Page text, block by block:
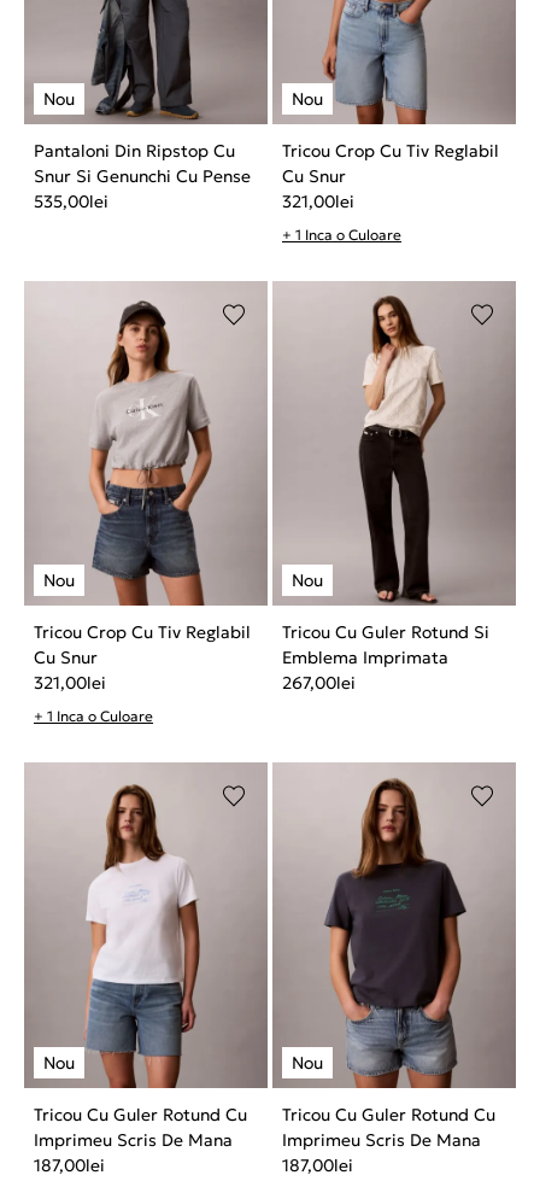
Pantaloni Din Ripstop Cu
Snur Si Genunchi Cu Pense
535,00lei
Tricou Crop Cu Tiv Reglabil
Cu Snur
321,00lei
+ 1 Inca o Culoare
Tricou Crop Cu Tiv Reglabil
Cu Snur
321,00lei
+ 1 Inca o Culoare
Tricou Cu Guler Rotund Si
Emblema Imprimata
267,00lei
Tricou Cu Guler Rotund Cu
Imprimeu Scris De Mana
187,00lei
Tricou Cu Guler Rotund Cu
Imprimeu Scris De Mana
187,00lei